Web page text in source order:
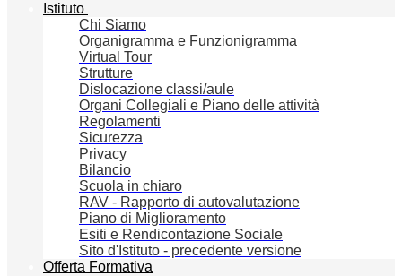
Istituto
Chi Siamo
Organigramma e Funzionigramma
Virtual Tour
Strutture
Dislocazione classi/aule
Organi Collegiali e Piano delle attività
Regolamenti
Sicurezza
Privacy
Bilancio
Scuola in chiaro
RAV - Rapporto di autovalutazione
Piano di Miglioramento
Esiti e Rendicontazione Sociale
Sito d'Istituto - precedente versione
Offerta Formativa